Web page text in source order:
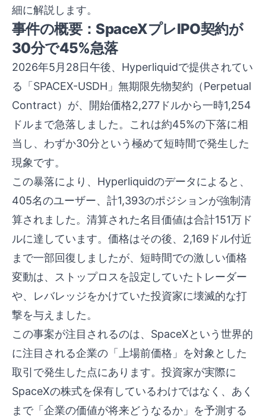
細に解説します。
事件の概要：SpaceXプレIPO契約が
30分で45%急落
2026年5月28日午後、Hyperliquidで提供されてい
る「SPACEX-USDH」無期限先物契約（Perpetual
Contract）が、開始価格2,277ドルから一時1,254
ドルまで急落しました。これは約45%の下落に相
当し、わずか30分という極めて短時間で発生した
現象です。
この暴落により、Hyperliquidのデータによると、
405名のユーザー、計1,393のポジションが強制清
算されました。清算された名目価値は合計151万ド
ルに達しています。価格はその後、2,169ドル付近
まで一部回復しましたが、短時間での激しい価格
変動は、ストップロスを設定していたトレーダー
や、レバレッジをかけていた投資家に壊滅的な打
撃を与えました。
この事案が注目されるのは、SpaceXという世界的
に注目される企業の「上場前価格」を対象とした
取引で発生した点にあります。投資家が実際に
SpaceXの株式を保有しているわけではなく、あく
まで「企業の価値が将来どうなるか」を予測する